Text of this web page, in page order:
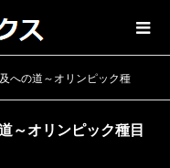
リンピック種目採用までの課題②～
～オリンピック種目